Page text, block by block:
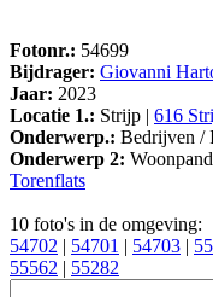
Fotonr.: 54699
Bijdrager: Giovanni
Jaar: 2023
Locatie 1.: Strijp | 616
Onderwerp.: Bedrijven /
Onderwerp 2:
Torenflats
10 foto's in de omgeving:
54702 | 54701 | 54703 |
55562 | 55282